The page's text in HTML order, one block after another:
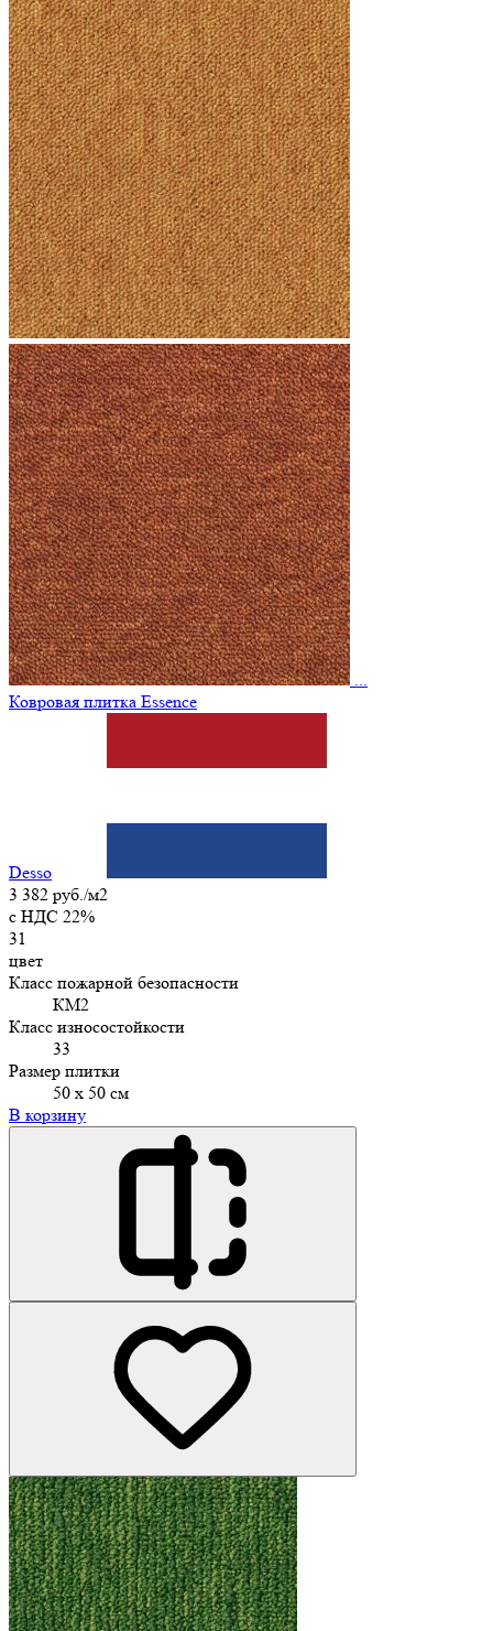
...
Ковровая плитка Essence
Desso
3 382 руб./м2
c НДС 22%
31
цвет
Класс пожарной безопасности
КМ2
Класс износостойкости
33
Размер плитки
50 х 50 см
В корзину